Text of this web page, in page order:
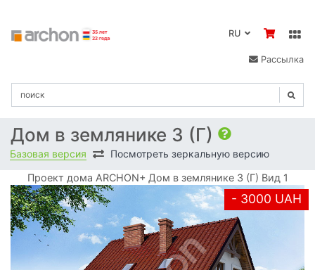
Рассылка
Дом в землянике 3 (Г)
Базовая версия Посмотреть зеркальную версию
Проект дома ARCHON+ Дом в землянике 3 (Г) Вид 1
- 3000 UAH